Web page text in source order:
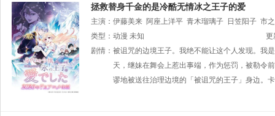
拯救替身千金的是冷酷无情冰之王子的爱
主演： 伊藤美来 阿座上洋平 青木瑠璃子 日笠阳子 市
类型： 动漫 未知
更
剧情： 被诅咒的边境王子。我绝不能让这个人发现。我
天，继妹在舞会上惹出事端，作为惩罚，被勒令
谬地被送往治理边境的「被诅咒的王子」身边。